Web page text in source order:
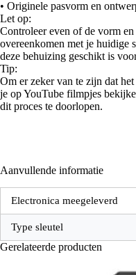
• Originele pasvorm en
Let op:
Controleer even of de vorm
overeenkomen met je huidige
deze behuizing geschikt is
Tip:
Om er zeker van te zijn dat
je op YouTube filmpjes
dit proces te doorlopen.
Aanvullende informatie
Electronica meegeleverd
Type sleutel
Gerelateerde producten